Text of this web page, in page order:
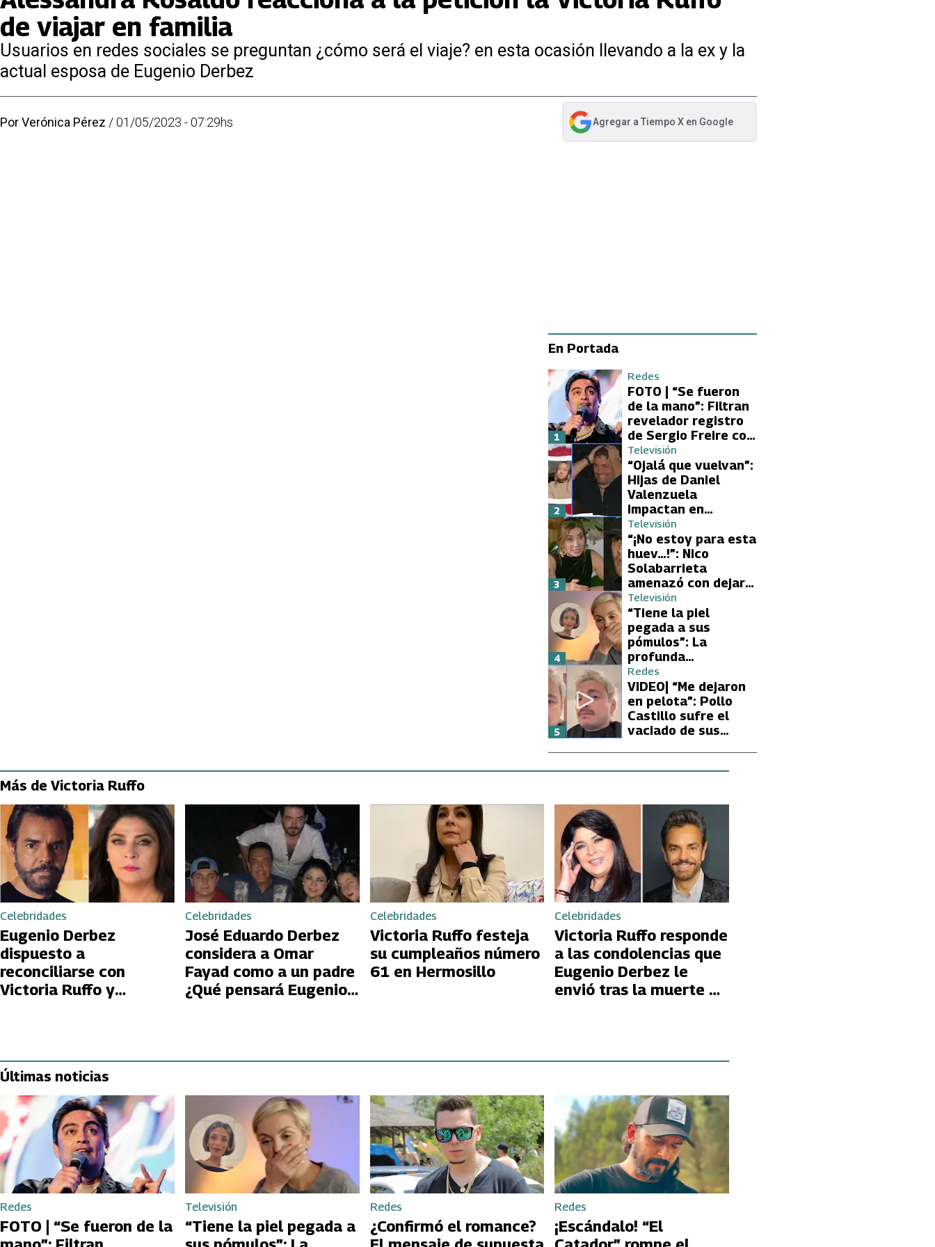
de viajar en familia
Usuarios en redes sociales se preguntan ¿cómo será el viaje? en esta ocasión llevando a la ex y la
actual esposa de Eugenio Derbez
PorVerónica Pérez /01/05/2023 - 07:29hs Agregar a Tiempo Xen Google
abre en nueva pestaña
En Portada
Redes
FOTO | “Se fueron
de la mano”: Filtran
revelador registro
de Sergio Freire con
supuesta nueva
conquista
1
Televisión
“Ojalá que vuelvan”:
Hijas de Daniel
Valenzuela
impactan en
Volverías con tu Ex
2 con directa
petición a su papá
sobre Yamila Reyna
2
Televisión
“¡No estoy para esta
huev…!”: Nico
Solabarrieta
amenazó con dejar
Volverías con tu Ex
tras encontrón con
Carmen Gloria
Arroyo
3
Televisión
“Tiene la piel
pegada a sus
pómulos”: La
profunda
preocupación de
Fran García-
Huidobro por la
extrema delgadez
de Kathy Orellana
4
Redes
VIDEO| “Me dejaron
en pelota”: Pollo
Castillo sufre el
vaciado de sus
5
Más de Victoria Ruffo
Celebridades
Eugenio Derbez
dispuesto a
reconciliarse con
Victoria Ruffo y
Celebridades
José Eduardo Derbez
considera a Omar
Fayad como a un padre
¿Qué pensará Eugenio
Celebridades
Victoria Ruffo festeja
su cumpleaños número
61 en Hermosillo
Celebridades
Victoria Ruffo responde
a las condolencias que
Eugenio Derbez le
envió tras la muerte de
Últimas noticias
Redes
FOTO | “Se fueron de la
Televisión
“Tiene la piel pegada a
Redes
¿Confirmó el romance?
Redes
¡Escándalo! “El